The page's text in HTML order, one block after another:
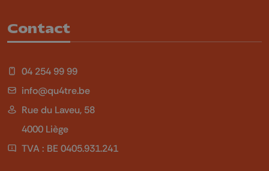
Contact
04 254 99 99
info@qu4tre.be
Rue du Laveu, 58
4000 Liège
TVA : BE 0405.931.241